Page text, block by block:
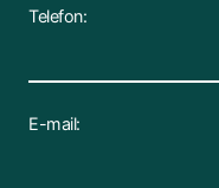
Telefon:
E-mail: